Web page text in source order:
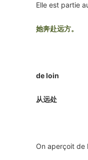
Elle est partie
她奔赴远方。
de loin
从远处
On aperçoit de